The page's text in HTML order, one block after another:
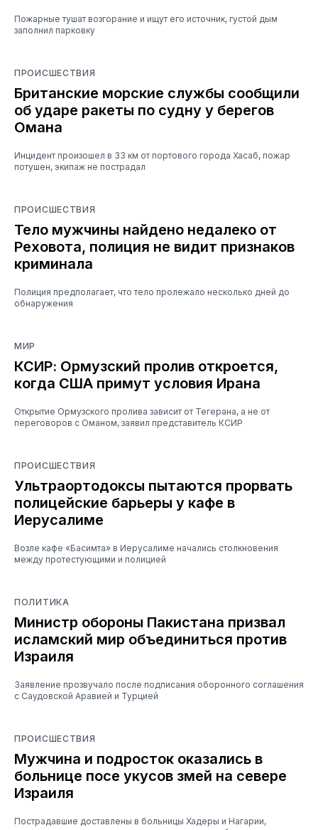
Пожарные тушат возгорание и ищут его источник, густой дым
заполнил парковку
ПРОИСШЕСТВИЯ
Британские морские службы сообщили
об ударе ракеты по судну у берегов
Омана
Инцидент произошел в 33 км от портового города Хасаб, пожар
потушен, экипаж не пострадал
ПРОИСШЕСТВИЯ
Тело мужчины найдено недалеко от
Реховота, полиция не видит признаков
криминала
Полиция предполагает, что тело пролежало несколько дней до
обнаружения
МИР
КСИР: Ормузский пролив откроется,
когда США примут условия Ирана
Открытие Ормузского пролива зависит от Тегерана, а не от
переговоров с Оманом, заявил представитель КСИР
ПРОИСШЕСТВИЯ
Ультраортодоксы пытаются прорвать
полицейские барьеры у кафе в
Иерусалиме
Возле кафе «Басимта» в Иерусалиме начались столкновения
между протестующими и полицией
ПОЛИТИКА
Министр обороны Пакистана призвал
исламский мир объединиться против
Израиля
Заявление прозвучало после подписания оборонного соглашения
с Саудовской Аравией и Турцией
ПРОИСШЕСТВИЯ
Мужчина и подросток оказались в
больнице посе укусов змей на севере
Израиля
Пострадавшие доставлены в больницы Хадеры и Нагарии,